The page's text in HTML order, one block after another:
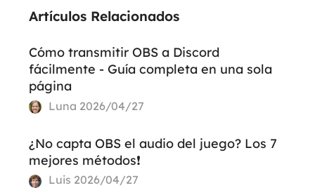
Artículos Relacionados
Cómo transmitir OBS a Discord
fácilmente - Guía completa en una sola
página
Luna 2026/04/27
¿No capta OBS el audio del juego? Los 7
mejores métodos❗
Luis 2026/04/27